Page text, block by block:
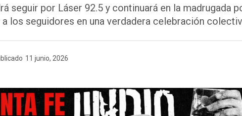
seguir por Láser 92.5 y continuará en la madrugada
a los seguidores en una verdadera celebración
11 junio, 2026